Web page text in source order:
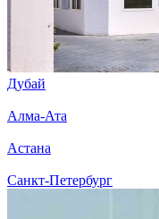
Дубай
Алма-Ата
Астана
Санкт-Петербург